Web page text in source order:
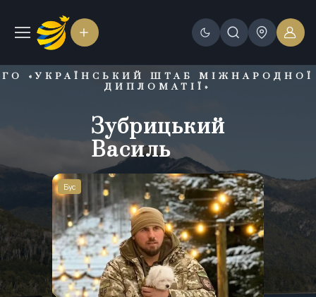
ГО «УКРАЇНСЬКИЙ ШТАБ МІЖНАРОДНОЇ
ДИПЛОМАТІЇ»
Зубрицький
Василь
Бус
Зубрицький
Василь
Бус
Зубрицький
Василь
Бус